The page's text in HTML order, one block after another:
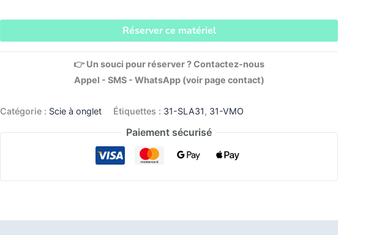
Réserver ce matériel
👉 Un souci pour réserver ? Contactez-nous
Appel - SMS - WhatsApp (voir page contact)
Catégorie : Scie à onglet Étiquettes : 31-SLA31, 31-VMO
Paiement sécurisé